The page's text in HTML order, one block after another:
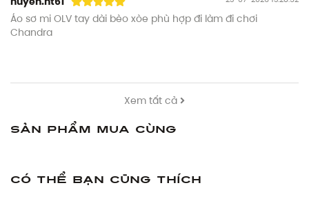
Áo sơ mi OLV tay dài bèo xòe phù hợp đi làm đi chơi
Chandra
Xem tất cả
Sản phẩm mua cùng
Có thể bạn cũng thích